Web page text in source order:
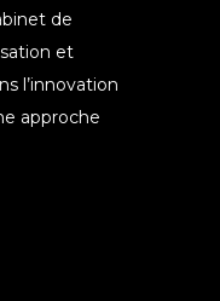
de
et
l’innovation
approche